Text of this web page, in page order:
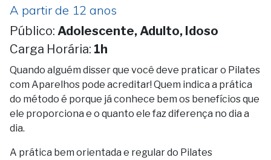
A partir de 12 anos
Público: Adolescente, Adulto, Idoso
Carga Horária: 1h
Quando alguém disser que você deve praticar o Pilates
com Aparelhos pode acreditar! Quem indica a prática
do método é porque já conhece bem os benefícios que
ele proporciona e o quanto ele faz diferença no dia a
dia.
A prática bem orientada e regular do Pilates